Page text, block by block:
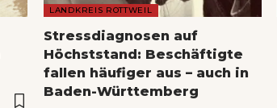
LANDKREIS ROTTWEIL
Stressdiagnosen auf
Höchststand: Beschäftigte
fallen häufiger aus – auch in
Baden-Württemberg